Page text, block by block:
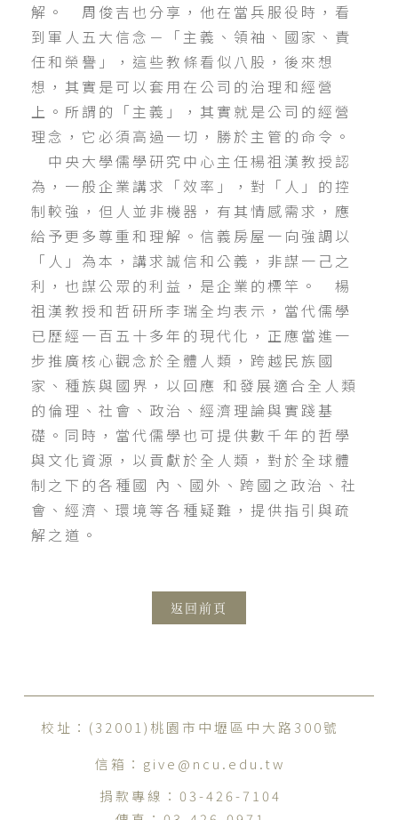
解。 周俊吉也分享，他在當兵服役時，看
到軍人五大信念－「主義、領袖、國家、責
任和榮譽」，這些教條看似八股，後來想
想，其實是可以套用在公司的治理和經營
上。所謂的「主義」，其實就是公司的經營
理念，它必須高過一切，勝於主管的命令。
中央大學儒學研究中心主任楊祖漢教授認
為，一般企業講求「效率」，對「人」的控
制較強，但人並非機器，有其情感需求，應
給予更多尊重和理解。信義房屋一向強調以
「人」為本，講求誠信和公義，非謀一己之
利，也謀公眾的利益，是企業的標竿。 楊
祖漢教授和哲研所李瑞全均表示，當代儒學
已歷經一百五十多年的現代化，正應當進一
步推廣核心觀念於全體人類，跨越民族國
家、種族與國界，以回應 和發展適合全人類
的倫理、社會、政治、經濟理論與實踐基
礎。同時，當代儒學也可提供數千年的哲學
與文化資源，以貢獻於全人類，對於全球體
制之下的各種國 內、國外、跨國之政治、社
會、經濟、環境等各種疑難，提供指引與疏
解之道。
返回前頁
校址：(32001)桃園市中壢區中大路300號
信箱： give@ncu.edu.tw
捐款專線： 03-426-7104